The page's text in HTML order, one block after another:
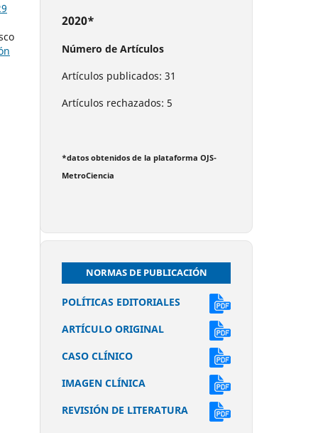
2020*
Número de Artículos
Artículos publicados: 31
Artículos rechazados: 5
*datos obtenidos de la plataforma OJS-
MetroCiencia
NORMAS DE PUBLICACIÓN
POLÍTICAS EDITORIALES
ARTÍCULO ORIGINAL
CASO CLÍNICO
IMAGEN CLÍNICA
REVISIÓN DE LITERATURA